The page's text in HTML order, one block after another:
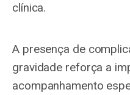
clínica.
A presença de
gravidade reforça a
acompanhamento